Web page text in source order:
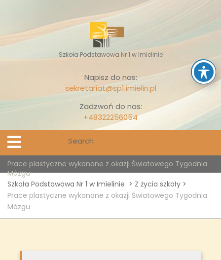
content
Szkoła Podstawowa Nr 1 w Imielinie
Napisz do nas:
sekretariat@sp1.imielin.pl
Zadzwoń do nas:
+48322256054
Open
Menu
Prace plastyczne wykonane z okazji Światowego Tygodnia
Mózgu
Szkoła Podstawowa Nr 1 w Imielinie > Z życia szkoły >
Prace plastyczne wykonane z okazji Światowego Tygodnia
Mózgu